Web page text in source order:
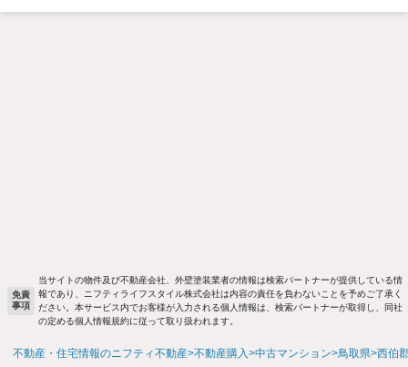
免責
事項
当サイトの物件及び不動産会社、外壁塗装業者の情報は検索パートナーが提供している情
報であり、ニフティライフスタイル株式会社は内容の責任を負わないことを予めご了承く
ださい。本サービス内でお客様が入力される個人情報は、検索パートナーが取得し、同社
の定める個人情報規約に従って取り扱われます。
不動産・住宅情報のニフティ不動産 不動産購入 中古マンション 鳥取県 西伯